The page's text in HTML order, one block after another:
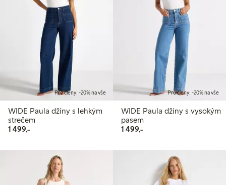
Pro členy: -20% na vše
WIDE Paula džíny s lehkým
strečem
1 499,-1 499,00 Kč
Pro členy: -20% na vše
WIDE Paula džíny s vysokým
pasem
1 499,-1 499,00 Kč